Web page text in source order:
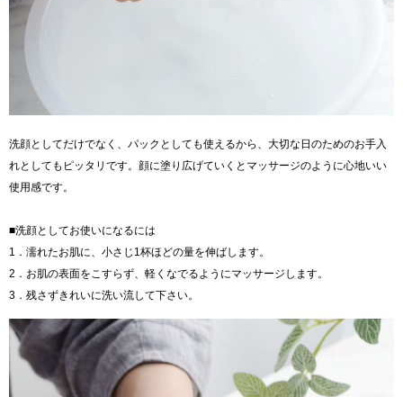
洗顔としてだけでなく、パックとしても使えるから、大切な日のためのお手入
れとしてもピッタリです。顔に塗り広げていくとマッサージのように心地いい
使用感です。
■洗顔としてお使いになるには
1．濡れたお肌に、小さじ1杯ほどの量を伸ばします。
2．お肌の表面をこすらず、軽くなでるようにマッサージします。
3．残さずきれいに洗い流して下さい。